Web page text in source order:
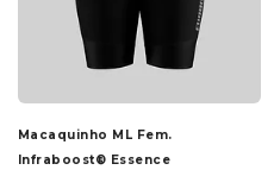
Macaquinho ML Fem.
Infraboost® Essence